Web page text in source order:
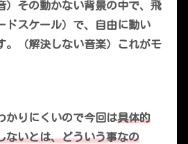
）その動かない背景の中で、飛
ドスケール）で、自由に動い
。（解決しない音楽）これがモ
かりにくいので今回は具体的
ないとは、どういう事なの